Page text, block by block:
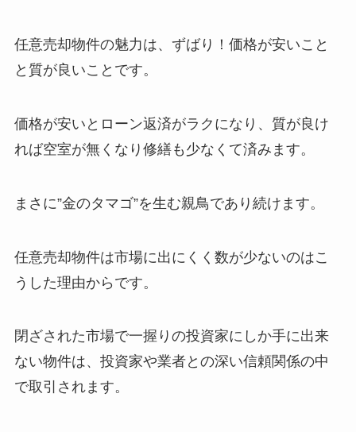
任意売却物件の魅力は、ずばり！価格が安いこと
と質が良いことです。
価格が安いとローン返済がラクになり、質が良け
れば空室が無くなり修繕も少なくて済みます。
まさに”金のタマゴ”を生む親鳥であり続けます。
任意売却物件は市場に出にくく数が少ないのはこ
うした理由からです。
閉ざされた市場で一握りの投資家にしか手に出来
ない物件は、投資家や業者との深い信頼関係の中
で取引されます。